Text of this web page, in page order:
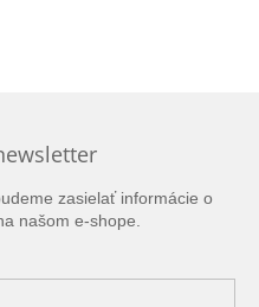
zasielať informácie o
našom e-shope.